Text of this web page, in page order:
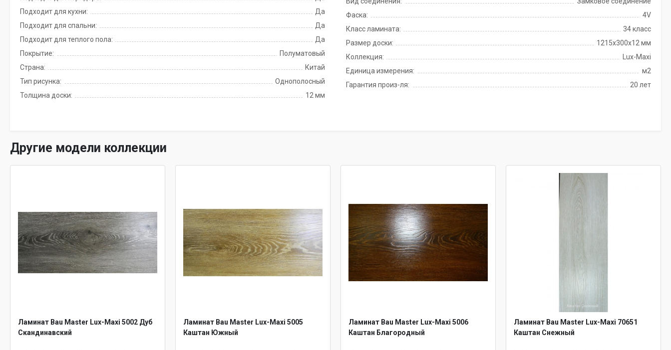
Подходит для кухни:
Да
Подходит для спальни:
Да
Подходит для теплого пола:
Да
Покрытие:
Полуматовый
Страна:
Китай
Тип рисунка:
Однополосный
Толщина доски:
12 мм
Фаска:
4V
Класс ламината:
34 класс
Размер доски:
1215х300х12 мм
Коллекция:
Lux-Maxi
Единица измерения:
м2
Гарантия произ-ля:
20 лет
Другие модели коллекции
Ламинат Bau Master Lux-Maxi 5002 Дуб
Скандинавский
Ламинат Bau Master Lux-Maxi 5005
Каштан Южный
Ламинат Bau Master Lux-Maxi 5006
Каштан Благородный
Ламинат Bau Master Lux-Maxi 70651
Каштан Снежный